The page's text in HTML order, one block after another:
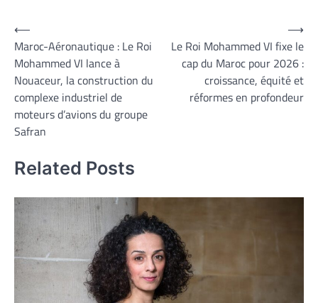
Navigation
de
l’article
⟵
Maroc-Aéronautique : Le Roi
Mohammed VI lance à
Nouaceur, la construction du
complexe industriel de
moteurs d’avions du groupe
Safran
Le Roi Mohammed VI fixe le
cap du Maroc pour 2026 :
croissance, équité et
réformes en profondeur
⟶
Related Posts